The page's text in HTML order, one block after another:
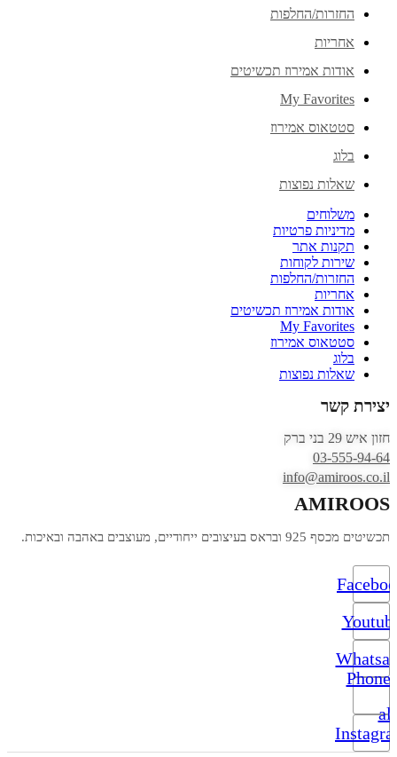
החזרות/החלפות
אחריות
אודות אמירוז תכשיטים
My Favorites
סטטאוס אמירוז
בלוג
שאלות נפוצות
משלוחים
מדיניות פרטיות
תקנות אתר
שירות לקוחות
החזרות/החלפות
אחריות
אודות אמירוז תכשיטים
My Favorites
סטטאוס אמירוז
בלוג
שאלות נפוצות
יצירת קשר
חזון איש 29 בני ברק
03-555-94-64
info@amiroos.co.il
AMIROOS
תכשיטים מכסף 925 ובראס בעיצובים ייחודיים, מעוצבים באהבה ובאיכות.
Phone-
alt